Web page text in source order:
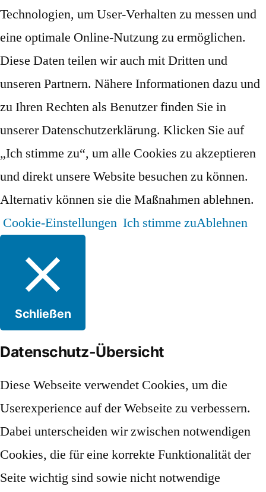
Technologien, um User-Verhalten zu messen und
eine optimale Online-Nutzung zu ermöglichen.
Diese Daten teilen wir auch mit Dritten und
unseren Partnern. Nähere Informationen dazu und
zu Ihren Rechten als Benutzer finden Sie in
unserer Datenschutzerklärung. Klicken Sie auf
„Ich stimme zu“, um alle Cookies zu akzeptieren
und direkt unsere Website besuchen zu können.
Alternativ können sie die Maßnahmen ablehnen.
Cookie-Einstellungen Ich stimme zuAblehnen
Schließen
Datenschutz-Übersicht
Diese Webseite verwendet Cookies, um die
Userexperience auf der Webseite zu verbessern.
Dabei unterscheiden wir zwischen notwendigen
Cookies, die für eine korrekte Funktionalität der
Seite wichtig sind sowie nicht notwendige